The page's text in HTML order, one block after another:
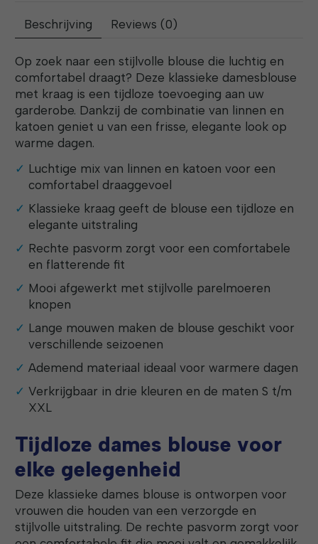
Beschrijving Reviews (0)
Op zoek naar een stijlvolle blouse die luchtig en
comfortabel draagt? Deze klassieke damesblouse
met kraag is een tijdloze toevoeging aan uw
garderobe. Dankzij de combinatie van linnen en
katoen geniet u van een frisse, elegante look op
warme dagen.
Luchtige mix van linnen en katoen voor een
comfortabel draaggevoel
Klassieke kraag geeft de blouse een tijdloze en
elegante uitstraling
Rechte pasvorm zorgt voor een comfortabele
en flatterende fit
Mooi afgewerkt met stijlvolle parelmoeren
knopen
Lange mouwen maken de blouse geschikt voor
verschillende seizoenen
Ademend materiaal ideaal voor warmere dagen
Verkrijgbaar in drie kleuren en de maten S t/m
XXL
Tijdloze dames blouse voor
elke gelegenheid
Deze klassieke dames blouse is ontworpen voor
vrouwen die houden van een verzorgde en
stijlvolle uitstraling. De rechte pasvorm zorgt voor